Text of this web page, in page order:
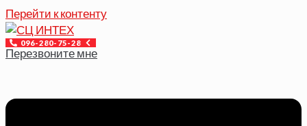
Перейти к контенту
096-280-75-28
Перезвоните мне